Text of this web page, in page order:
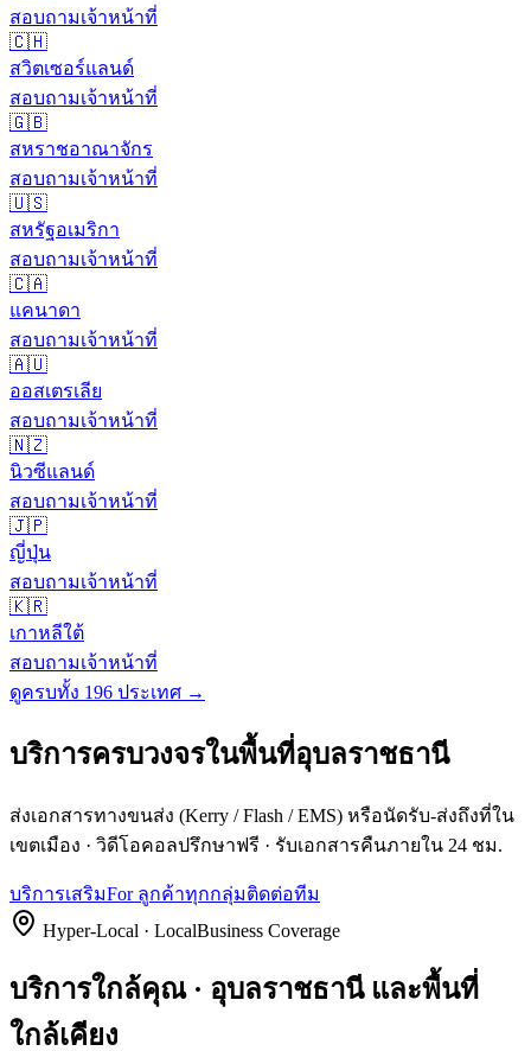
สอบถามเจ้าหน้าที่
🇨🇭
สวิตเซอร์แลนด์
สอบถามเจ้าหน้าที่
🇬🇧
สหราชอาณาจักร
สอบถามเจ้าหน้าที่
🇺🇸
สหรัฐอเมริกา
สอบถามเจ้าหน้าที่
🇨🇦
แคนาดา
สอบถามเจ้าหน้าที่
🇦🇺
ออสเตรเลีย
สอบถามเจ้าหน้าที่
🇳🇿
นิวซีแลนด์
สอบถามเจ้าหน้าที่
🇯🇵
ญี่ปุ่น
สอบถามเจ้าหน้าที่
🇰🇷
เกาหลีใต้
สอบถามเจ้าหน้าที่
ดูครบทั้ง 196 ประเทศ →
บริการครบวงจรในพื้นที่อุบลราชธานี
ส่งเอกสารทางขนส่ง (Kerry / Flash / EMS) หรือนัดรับ-ส่งถึงที่ใน
เขตเมือง · วิดีโอคอลปรึกษาฟรี · รับเอกสารคืนภายใน 24 ชม.
บริการเสริมFor ลูกค้าทุกกลุ่มติดต่อทีม
Hyper-Local · LocalBusiness Coverage
บริการใกล้คุณ · อุบลราชธานี และพื้นที่
ใกล้เคียง